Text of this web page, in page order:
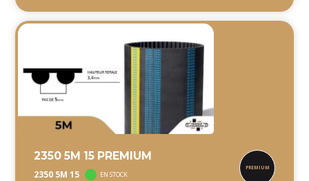
2350 5M 15 PREMIUM
2350 5M 15 EN STOCK